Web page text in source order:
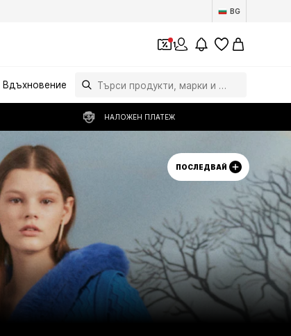
BG
1
Вдъхновение
НАЛОЖЕН ПЛАТЕЖ
ПОСЛЕДВАЙ